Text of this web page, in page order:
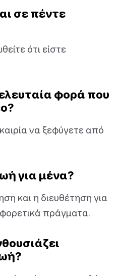
σε πέντε
ότι είστε
φορά που
να ξεφύγετε από
για μένα?
και η διευθέτηση για
πράγματα.